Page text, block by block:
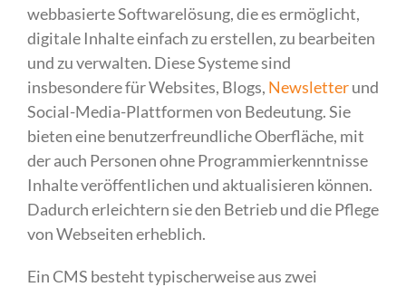
webbasierte Softwarelösung, die es ermöglicht,
digitale Inhalte einfach zu erstellen, zu bearbeiten
und zu verwalten. Diese Systeme sind
insbesondere für Websites, Blogs, Newsletterund
Social-Media-Plattformen von Bedeutung. Sie
bieten eine benutzerfreundliche Oberfläche, mit
der auch Personen ohne Programmierkenntnisse
Inhalte veröffentlichen und aktualisieren können.
Dadurch erleichtern sie den Betrieb und die Pflege
von Webseiten erheblich.
Ein CMS besteht typischerweise aus zwei